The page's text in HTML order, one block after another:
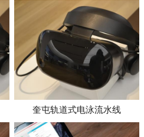
奎屯轨道式电泳流水线